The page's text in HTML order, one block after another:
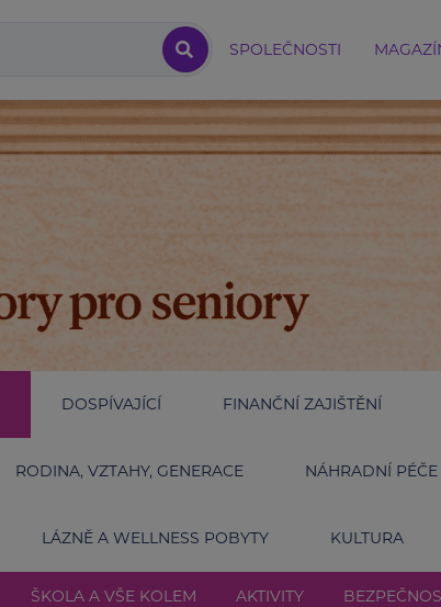
SPOLEČNOSTI
DOSPÍVAJÍCÍ FINANČNÍ ZAJIŠTĚNÍ
RODINA, VZTAHY, GENERACE NÁHRADNÍ PÉČE
LÁZNĚ A WELLNESS POBYTY KULTURA
ŠKOLA A VŠE KOLEM AKTIVITY